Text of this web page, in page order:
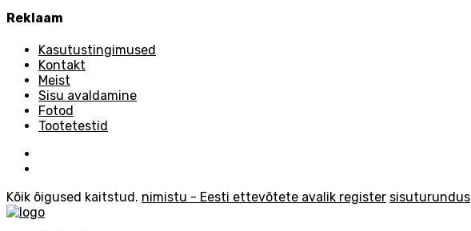
Reklaam
Kasutustingimused
Kontakt
Meist
Sisu avaldamine
Fotod
Tootetestid
Kõik õigused kaitstud. nimistu - Eesti ettevõtete avalik register sisuturundus